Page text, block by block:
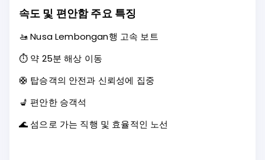
속도 및 편안함 주요 특징
🚤 Nusa Lembongan행 고속 보트
⏱️ 약 25분 해상 이동
🛟 탑승객의 안전과 신뢰성에 집중
💺 편안한 승객석
🌊 섬으로 가는 직행 및 효율적인 노선